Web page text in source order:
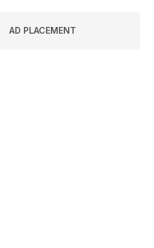
AD PLACEMENT